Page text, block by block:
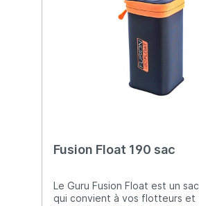
Fusion Float 190 sac
Le Guru Fusion Float est un
qui convient à vos flotteurs et